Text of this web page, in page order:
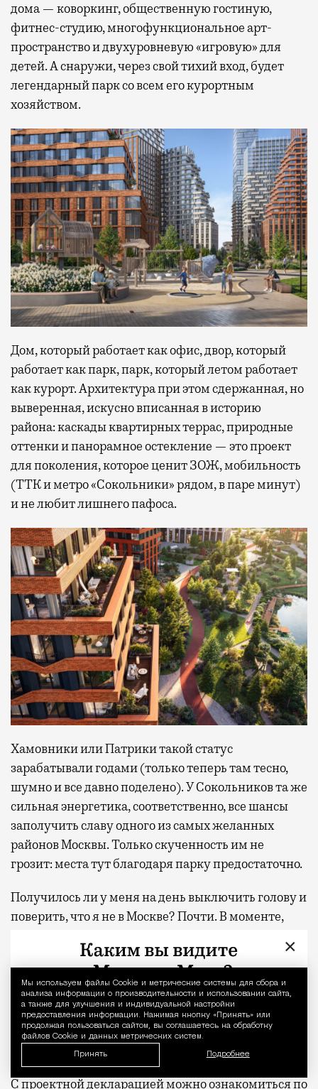
Уведомление
Мы используем файлы Сookie и метрические системы для сбора и
анализа информации о производительности и использовании сайта,
а также для улучшения и индивидуальной настройки
предоставления информации. Нажимая кнопку «Принять» или
продолжая пользоваться сайтом, вы соглашаетесь на обработку
файлов Cookie и данных метрических систем.
Принять Подробнее
дома — коворкинг, общественную гостиную,
фитнес-студию, многофункциональное арт-
пространство и двухуровневую «игровую» для
детей. А снаружи, через свой тихий вход, будет
легендарный парк со всем его курортным
хозяйством.
Дом, который работает как офис, двор, который
работает как парк, парк, который летом работает
как курорт. Архитектура при этом сдержанная, но
выверенная, искусно вписанная в историю
района: каскады квартирных террас, природные
оттенки и панорамное остекление — это проект
для поколения, которое ценит ЗОЖ, мобильность
(ТТК и метро «Сокольники» рядом, в паре минут)
и не любит лишнего пафоса.
Хамовники или Патрики такой статус
зарабатывали годами (только теперь там тесно,
шумно и все давно поделено). У Сокольников та же
сильная энергетика, соответственно, все шансы
заполучить славу одного из самых желанных
районов Москвы. Только скученность им не
грозит: места тут благодаря парку предостаточно.
Получилось ли у меня на день выключить голову и
поверить, что я не в Москве? Почти. В моменте,
сосны шумят где-то наверху, разница между
стирается. Домой я вернулась пешком, а не через
аэропорт, но ощущение осталось то же — будто
только что откуда-то издалека приехала
отдохнувшей.
С проектной декларацией можно ознакомиться по
×